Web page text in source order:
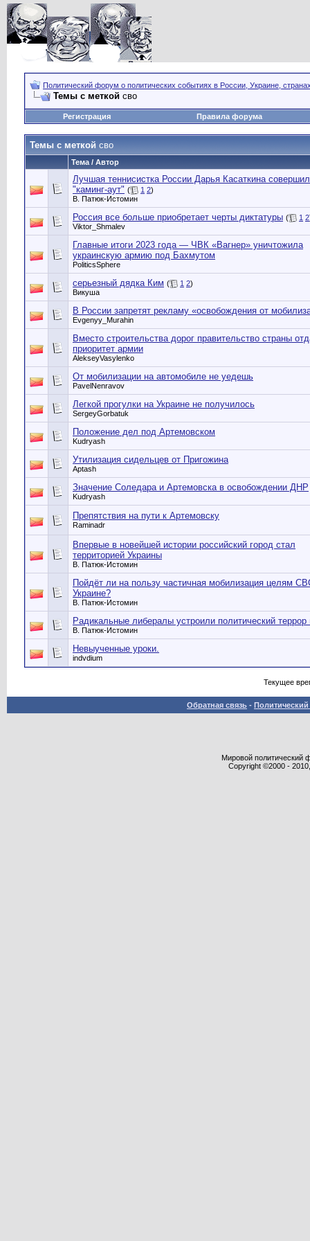
Политический форум о политических событиях в России, Украине,
Темы с меткой сво
Регистрация Правила форума
Темы с меткой сво
Тема / Автор
Лучшая теннисистка России Дарья Касаткина
"каминг-аут" ( 1 2)
В. Патюк-Истомин
Россия все больше приобретает черты диктатуры ( 1 2
Viktor_Shmalev
Главные итоги 2023 года — ЧВК «Вагнер» уничтожила
украинскую армию под Бахмутом
PoliticsSphere
серьезный дядка Ким ( 1 2)
Викуша
В России запретят рекламу «освобождения от
Evgenyy_Murahin
Вместо строительства дорог правительство страны
приоритет армии
AlekseyVasylenko
От мобилизации на автомобиле не уедешь
PavelNenravov
Легкой прогулки на Украине не получилось
SergeyGorbatuk
Положение дел под Артемовском
Kudryash
Утилизация сидельцев от Пригожина
Aptash
Значение Соледара и Артемовска в освобождении ДНР
Kudryash
Препятствия на пути к Артемовску
Raminadr
Впервые в новейшей истории российский город стал
территорией Украины
В. Патюк-Истомин
Пойдёт ли на пользу частичная мобилизация целям
Украине?
В. Патюк-Истомин
Радикальные либералы устроили политический
В. Патюк-Истомин
Невыученные уроки.
indvdium
Текущее
Обратная связь -
Мировой политический
Copyright ©2000 -